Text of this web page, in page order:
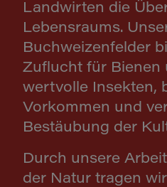
Landwirten die
Lebensraums.
Buchweizenfelder
Zuflucht für Bienen
wertvolle Insekten,
Vorkommen und
Bestäubung der
Durch unsere
der Natur tragen